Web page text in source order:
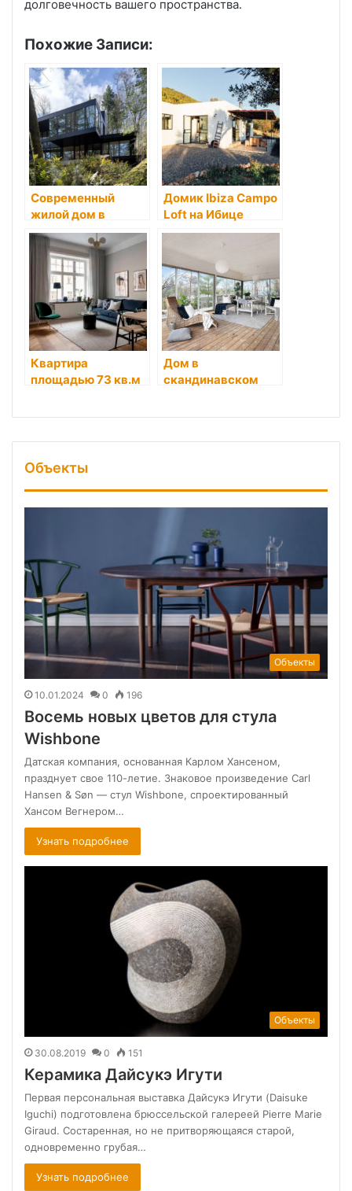
долговечность вашего пространства.
Похожие Записи:
Cовременный
жилой дом в
нескольких
минутах от центра
Портленда
Домик Ibiza Campo
Loft на Ибице
Квартира
площадью 73 кв.м
Дом в
скандинавском
Объекты
Объекты
10.01.2024 0 196
Восемь новых цветов для стула
Wishbone
Датская компания, основанная Карлом Хансеном,
празднует свое 110-летие. Знаковое произведение Carl
Hansen & Søn — стул Wishbone, спроектированный
Хансом Вегнером…
Узнать подробнее
Объекты
30.08.2019 0 151
Керамика Дайсукэ Игути
Первая персональная выставка Дайсукэ Игути (Daisuke
Iguchi) подготовлена брюссельской галереей Pierre Marie
Giraud. Состаренная, но не притворяющаяся старой,
одновременно грубая…
Узнать подробнее